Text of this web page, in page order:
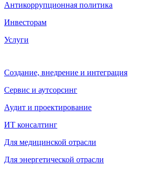
Антикоррупционная политика
Инвесторам
Услуги
Создание, внедрение и интеграция
Сервис и аутсорсинг
Аудит и проектирование
ИТ консалтинг
Для медицинской отрасли
Для энергетической отрасли